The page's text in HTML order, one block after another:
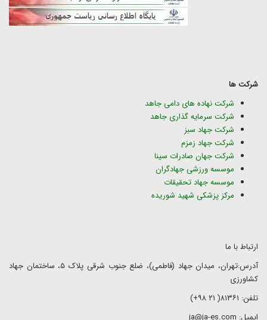
شرکت ها
شرکت نهاده های دامی جاهد
شرکت سرمایه گذاری جاهد
شرکت جهاد سبز
شرکت جهاد زمزم
شرکت جهان صادرات سینا
موسسه ورزشی جهادگران
موسسه جهاد تحقیقات
مرکز پزشکی شهید شوریده
ارتباط با ما
آدرس:تهران، میدان جهاد (فاطمی)، ضلع جنوب شرقی پلاک ۵، ساختمان جهاد
کشاورزی
تلفن: ۸۱۳۶۱( ۲۱ ۹۸+)
ایمیل: ja@ja-es.com